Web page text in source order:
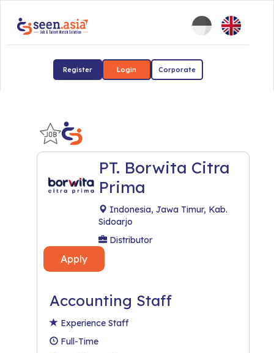
Register Login Corporate
PT. Borwita Citra
Prima
Indonesia, Jawa Timur, Kab.
Sidoarjo
Distributor
Apply
Accounting Staff
Experience Staff
Full-Time